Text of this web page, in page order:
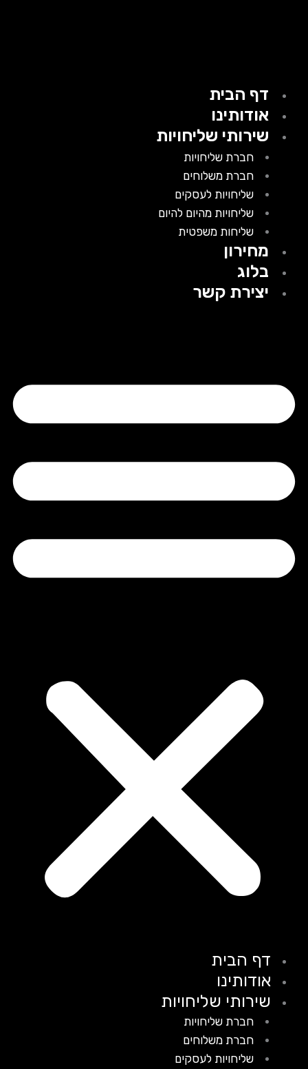
דף הבית
אודותינו
שירותי שליחויות
חברת שליחויות
חברת משלוחים
שליחויות לעסקים
שליחויות מהיום להיום
שליחות משפטית
מחירון
בלוג
יצירת קשר
דף הבית
אודותינו
שירותי שליחויות
חברת שליחויות
חברת משלוחים
שליחויות לעסקים